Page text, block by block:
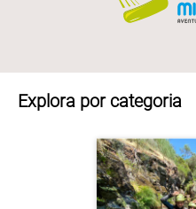
Explora por categoria